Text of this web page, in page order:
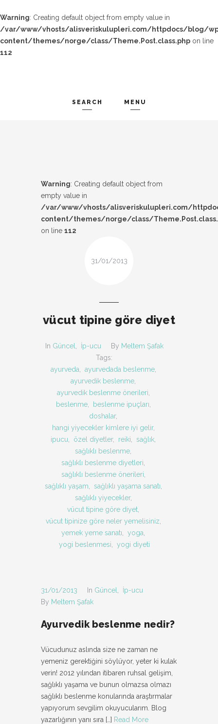
Warning: Creating default object from empty value in
/var/www/vhosts/alisveriskulupleri.com/httpdocs/blog/
content/themes/norge/class/Theme.Post.class.php on line
112
SEARCH MENU
Warning: Creating default object from
empty value in
/var/www/vhosts/alisveriskulupleri.com/
content/themes/norge/class/
on line 112
31/01/2013
vücut tipine göre diyet
In Güncel İp-ucu By Meltem Şafak
Tags:
ayurveda
ayurvedada beslenme,
ayurvedik beslenme
ayurvedik beslenme önerileri
beslenme, beslenme ipuçları
doshalar,
hangi yiyecekler kimlere iyi gelir,
ipucu
özel diyetler, reiki sağlık
sağlıklı beslenme
sağlıklı beslenme diyetleri
sağlıklı beslenme önerileri
sağlıklı yaşam
sağlıklı yaşama sanatı
sağlıklı yiyecekler,
vücut tipine göre diyet
vücut tipinize göre neler yemelisiniz
yemek yeme sanatı
yoga
yogi beslenmesi
yogi diyeti
31/01/2013 In Güncel
İp-ucu
By Meltem Şafak
Ayurvedik beslenme nedir?
Vücudunuz aslında size ne zaman ne
yemeniz gerektiğini söylüyor, yeter ki kulak
verin! 2012 yılından itibaren ruhsal gelişim,
sağlıklı yaşama ve bunun olmazsa olmazı
sağlıklı beslenme konularında araştırmalar
yapıyorum sevgilim okuyucularım. Blog
yazarlığının yanı sıra […] Read More